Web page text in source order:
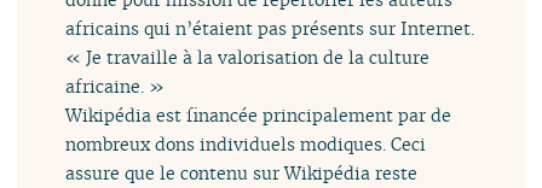
africains qui n’étaient pas présents sur Internet.
« Je travaille à la valorisation de la culture
africaine. »
Wikipédia est financée principalement par de
nombreux dons individuels modiques. Ceci
assure que le contenu sur Wikipédia reste